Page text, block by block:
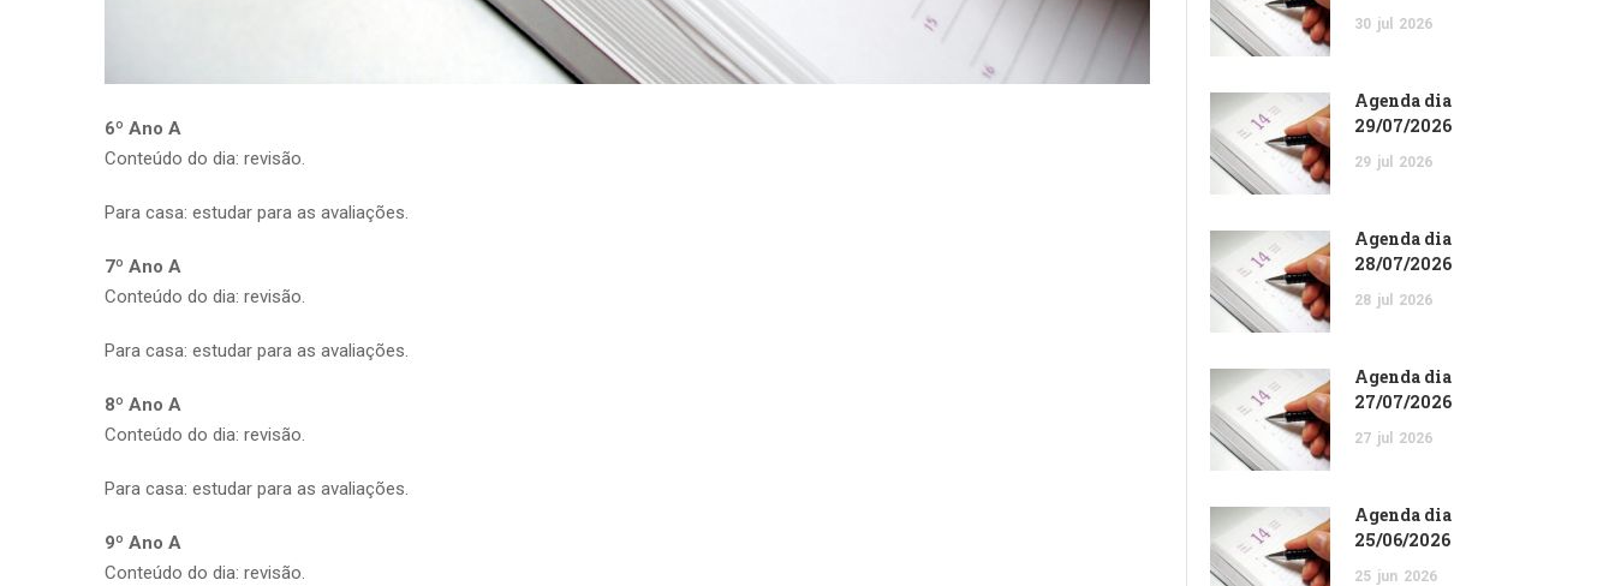
6º Ano A
Conteúdo do dia: revisão.
Para casa: estudar para as avaliações.
7º Ano A
Conteúdo do dia: revisão.
Para casa: estudar para as avaliações.
8º Ano A
Conteúdo do dia: revisão.
Para casa: estudar para as avaliações.
9º Ano A
Conteúdo do dia: revisão.
30 jul 2026
Agenda dia
29/07/2026
29 jul 2026
Agenda dia
28/07/2026
28 jul 2026
Agenda dia
27/07/2026
27 jul 2026
Agenda dia
25/06/2026
25 jun 2026